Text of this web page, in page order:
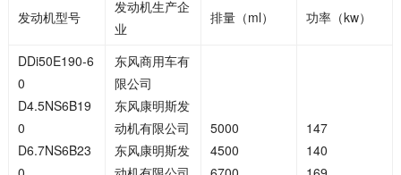
发动机型号
发动机生产企
业
排量（ml） 功率（kw）
DDi50E190-6
0
D4.5NS6B19
0
D6.7NS6B23
东风商用车有
限公司
东风康明斯发
动机有限公司
东风康明斯发
5000
4500
147
140